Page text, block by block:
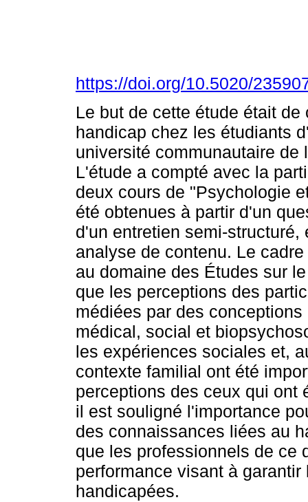
https://doi.org/10.5020/
Le but de cette étude était
handicap chez les étudiants
université communautaire
L'étude a compté avec la
deux cours de "Psychologie
été obtenues à partir d'un
d'un entretien semi-
analyse de contenu. Le
au domaine des Études sur
que les perceptions des
médiées par des
médical, social et
les expériences sociales et,
contexte familial ont été
perceptions des ceux qui ont
il est souligné l'importance
des connaissances liées au
que les professionnels de ce
performance visant à
handicapées.